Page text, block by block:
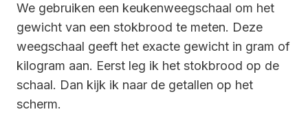
We gebruiken een keukenweegschaal om het
gewicht van een stokbrood te meten. Deze
weegschaal geeft het exacte gewicht in gram of
kilogram aan. Eerst leg ik het stokbrood op de
schaal. Dan kijk ik naar de getallen op het
scherm.